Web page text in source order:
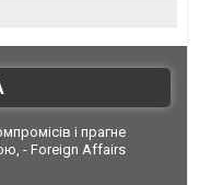
і прагне
- Foreign Affairs